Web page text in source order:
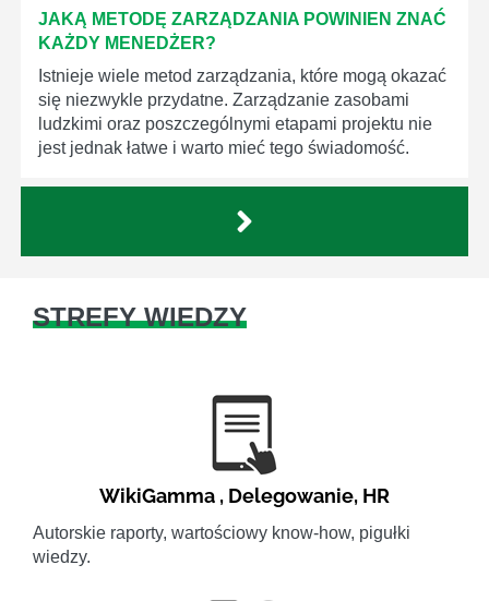
JAKĄ METODĘ ZARZĄDZANIA POWINIEN ZNAĆ
KAŻDY MENEDŻER?
Istnieje wiele metod zarządzania, które mogą okazać
się niezwykle przydatne. Zarządzanie zasobami
ludzkimi oraz poszczególnymi etapami projektu nie
jest jednak łatwe i warto mieć tego świadomość.
STREFY WIEDZY
WikiGamma , Delegowanie, HR
Autorskie raporty, wartościowy know-how, pigułki
wiedzy.